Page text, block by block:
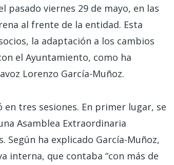
viernes 29 de mayo, en las
al frente de la entidad. Esta
la adaptación a los cambios
el Ayuntamiento, como ha
Lorenzo García-Muñoz.
en tres sesiones. En primer lugar, se
Asamblea Extraordinaria
ha explicado García-Muñoz,
interna, que contaba “con más de